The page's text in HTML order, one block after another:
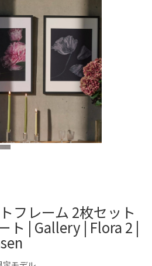
フレーム 2枚セット
ト | Gallery | Flora 2 |